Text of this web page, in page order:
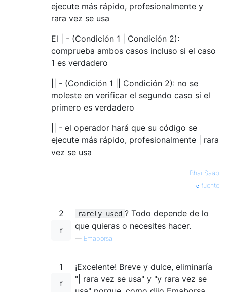
ejecute más rápido, profesionalmente y
rara vez se usa
El | - (Condición 1 | Condición 2):
comprueba ambos casos incluso si el caso
1 es verdadero
|| - (Condición 1 || Condición 2): no se
moleste en verificar el segundo caso si el
primero es verdadero
|| - el operador hará que su código se
ejecute más rápido, profesionalmente | rara
vez se usa
— Bhai Saab
fuente
2 rarely used ? Todo depende de lo
que quieras o necesites hacer.
— Emaborsa
1
¡Excelente! Breve y dulce, eliminaría
"| rara vez se usa" y "y rara vez se